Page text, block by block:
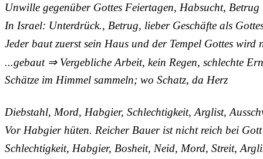
Unwille gegenüber Gottes Feiertagen, Habsucht, Betrug
In Israel: Unterdrück., Betrug, lieber Geschäfte als
Jeder baut zuerst sein Haus und der Tempel Gottes wird
...gebaut ⇒ Vergebliche Arbeit, kein Regen, schlechte
Schätze im Himmel sammeln; wo Schatz, da Herz
Diebstahl, Mord, Habgier, Schlechtigkeit, Arglist,
Vor Habgier hüten. Reicher Bauer ist nicht reich bei Gott
Schlechtigkeit, Habgier, Bosheit, Neid, Mord, Streit,